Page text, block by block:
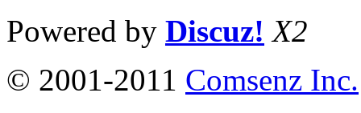
Powered by Discuz! X2
© 2001-2011 Comsenz Inc.